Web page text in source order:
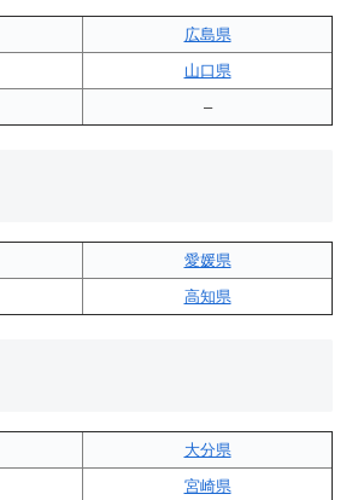
広島県
山口県
–
愛媛県
高知県
大分県
宮崎県